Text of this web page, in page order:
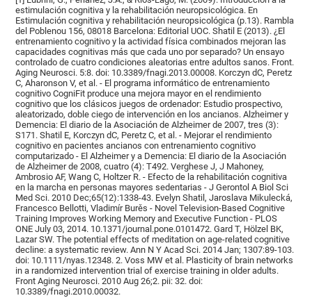
estimulación cognitiva y la rehabilitación neuropsicológica. En
Estimulación cognitiva y rehabilitación neuropsicológica (p.13). Rambla
del Poblenou 156, 08018 Barcelona: Editorial UOC. Shatil E (2013). ¿El
entrenamiento cognitivo y la actividad física combinados mejoran las
capacidades cognitivas más que cada uno por separado? Un ensayo
controlado de cuatro condiciones aleatorias entre adultos sanos. Front.
Aging Neurosci. 5:8. doi: 10.3389/fnagi.2013.00008. Korczyn dC, Peretz
C, Aharonson V, et al. - El programa informático de entrenamiento
cognitivo CogniFit produce una mejora mayor en el rendimiento
cognitivo que los clásicos juegos de ordenador: Estudio prospectivo,
aleatorizado, doble ciego de intervención en los ancianos. Alzheimer y
Demencia: El diario de la Asociación de Alzheimer de 2007, tres (3):
S171. Shatil E, Korczyn dC, Peretz C, et al. - Mejorar el rendimiento
cognitivo en pacientes ancianos con entrenamiento cognitivo
computarizado - El Alzheimer y a Demencia: El diario de la Asociación
de Alzheimer de 2008, cuatro (4): T492. Verghese J, J Mahoney,
Ambrosio AF, Wang C, Holtzer R. - Efecto de la rehabilitación cognitiva
en la marcha en personas mayores sedentarias - J Gerontol A Biol Sci
Med Sci. 2010 Dec;65(12):1338-43. Evelyn Shatil, Jaroslava Mikulecká,
Francesco Bellotti, Vladimír Burěs - Novel Television-Based Cognitive
Training Improves Working Memory and Executive Function - PLOS
ONE July 03, 2014. 10.1371/journal.pone.0101472. Gard T, Hölzel BK,
Lazar SW. The potential effects of meditation on age-related cognitive
decline: a systematic review. Ann N Y Acad Sci. 2014 Jan; 1307:89-103.
doi: 10.1111/nyas.12348. 2. Voss MW et al. Plasticity of brain networks
in a randomized intervention trial of exercise training in older adults.
Front Aging Neurosci. 2010 Aug 26;2. pii: 32. doi:
10.3389/fnagi.2010.00032.